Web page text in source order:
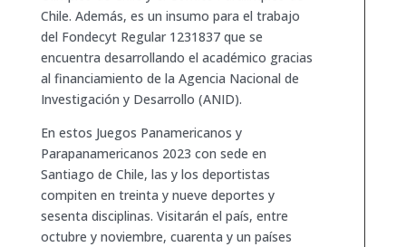
Chile. Además, es un insumo para el trabajo
del Fondecyt Regular 1231837 que se
encuentra desarrollando el académico gracias
al financiamiento de la Agencia Nacional de
Investigación y Desarrollo (ANID).
En estos Juegos Panamericanos y
Parapanamericanos 2023 con sede en
Santiago de Chile, las y los deportistas
compiten en treinta y nueve deportes y
sesenta disciplinas. Visitarán el país, entre
octubre y noviembre, cuarenta y un países